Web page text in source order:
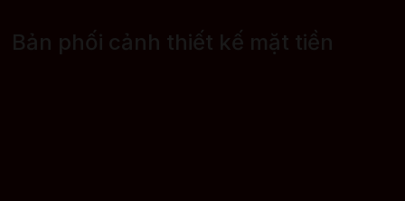
Bản phối cảnh thiết kế mặt tiền